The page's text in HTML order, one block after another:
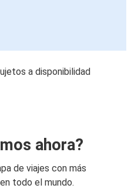
a disponibilidad
ahora?
de viajes con más
todo el mundo.